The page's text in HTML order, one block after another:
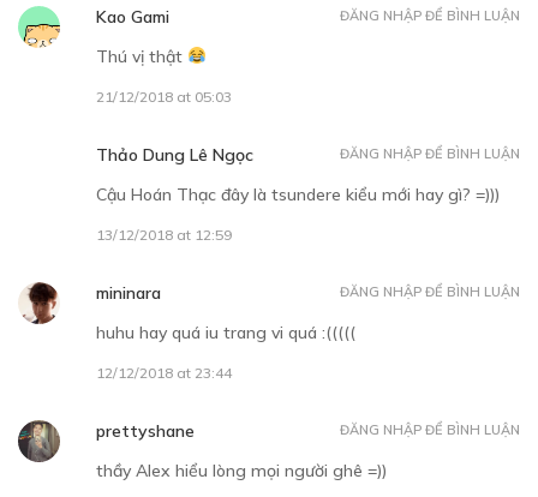
Kao Gami
Thú vị thật
21/12/2018 at 05:03
ĐĂNG NHẬP ĐỂ BÌNH LUẬN
Thảo Dung Lê Ngọc
Cậu Hoán Thạc đây là tsundere kiểu mới hay gì? =)))
13/12/2018 at 12:59
ĐĂNG NHẬP ĐỂ BÌNH LUẬN
mininara
huhu hay quá iu trang vi quá :(((((
12/12/2018 at 23:44
ĐĂNG NHẬP ĐỂ BÌNH LUẬN
prettyshane
thầy Alex hiểu lòng mọi người ghê =))
ĐĂNG NHẬP ĐỂ BÌNH LUẬN